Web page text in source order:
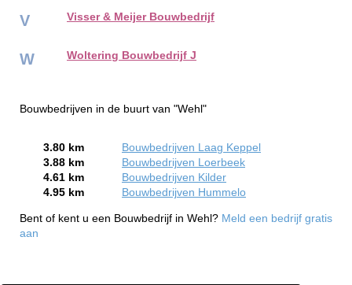
V Visser & Meijer Bouwbedrijf
W Woltering Bouwbedrijf J
Bouwbedrijven in de buurt van "Wehl"
3.80 km
Bouwbedrijven Laag Keppel
3.88 km
Bouwbedrijven Loerbeek
4.61 km
Bouwbedrijven Kilder
4.95 km
Bouwbedrijven Hummelo
Bent of kent u een Bouwbedrijf in Wehl? Meld een bedrijf gratis
aan